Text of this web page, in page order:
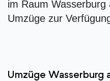
im Raum
Umzüge zur
Umzüge Wasserburg